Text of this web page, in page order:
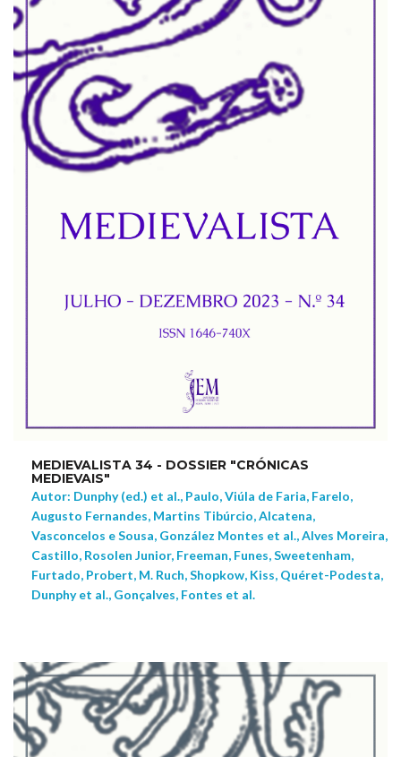
MEDIEVALISTA 34 - DOSSIER "CRÓNICAS
MEDIEVAIS"
Autor: Dunphy (ed.) et al., Paulo, Viúla de Faria, Farelo,
Augusto Fernandes, Martins Tibúrcio, Alcatena,
Vasconcelos e Sousa, González Montes et al., Alves Moreira,
Castillo, Rosolen Junior, Freeman, Funes, Sweetenham,
Furtado, Probert, M. Ruch, Shopkow, Kiss, Quéret-Podesta,
Dunphy et al., Gonçalves, Fontes et al.
NEW